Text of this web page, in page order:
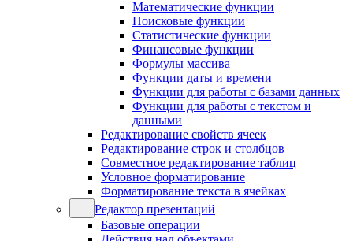
Математические функции
Поисковые функции
Статистические функции
Финансовые функции
Формулы массива
Функции даты и времени
Функции для работы с базами данных
Функции для работы с текстом и
данными
Редактирование свойств ячеек
Редактирование строк и столбцов
Совместное редактирование таблиц
Условное форматирование
Форматирование текста в ячейках
Редактор презентаций
Базовые операции